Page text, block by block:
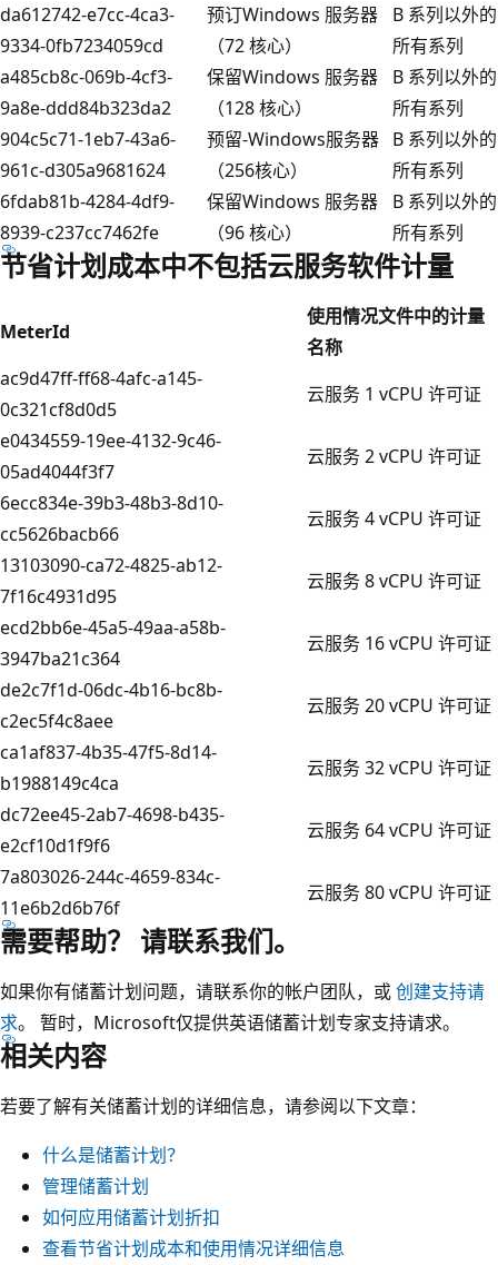
da612742-e7cc-4ca3-
9334-0fb7234059cd
预订Windows 服务器
（72 核心）
B 系列以外的
所有系列
a485cb8c-069b-4cf3-
9a8e-ddd84b323da2
保留Windows 服务器
（128 核心）
B 系列以外的
所有系列
904c5c71-1eb7-43a6-
961c-d305a9681624
预留-Windows服务器
（256核心）
B 系列以外的
所有系列
6fdab81b-4284-4df9-
8939-c237cc7462fe
保留Windows 服务器
（96 核心）
B 系列以外的
所有系列
节省计划成本中不包括云服务软件计量
MeterId
使用情况文件中的计量
名称
ac9d47ff-ff68-4afc-a145-
0c321cf8d0d5
云服务 1 vCPU 许可证
e0434559-19ee-4132-9c46-
05ad4044f3f7
云服务 2 vCPU 许可证
6ecc834e-39b3-48b3-8d10-
cc5626bacb66
云服务 4 vCPU 许可证
13103090-ca72-4825-ab12-
7f16c4931d95
云服务 8 vCPU 许可证
ecd2bb6e-45a5-49aa-a58b-
3947ba21c364
云服务 16 vCPU 许可证
de2c7f1d-06dc-4b16-bc8b-
c2ec5f4c8aee
云服务 20 vCPU 许可证
ca1af837-4b35-47f5-8d14-
b1988149c4ca
云服务 32 vCPU 许可证
dc72ee45-2ab7-4698-b435-
e2cf10d1f9f6
云服务 64 vCPU 许可证
7a803026-244c-4659-834c-
11e6b2d6b76f
云服务 80 vCPU 许可证
需要帮助？ 请联系我们。
如果你有储蓄计划问题，请联系你的帐户团队，或创建支持请
求。 暂时，Microsoft仅提供英语储蓄计划专家支持请求。
相关内容
若要了解有关储蓄计划的详细信息，请参阅以下文章：
什么是储蓄计划？
管理储蓄计划
如何应用储蓄计划折扣
查看节省计划成本和使用情况详细信息